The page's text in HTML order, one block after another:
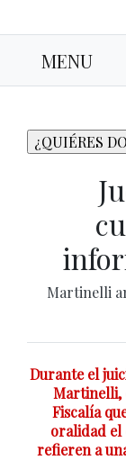
MENU
Martinelli
Durante el
Martinelli,
Fiscalía
oralidad el
refieren a